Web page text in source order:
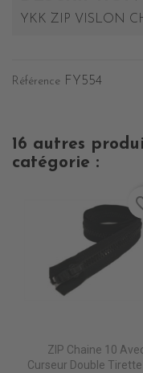
YKK ZIP VISLON
Référence FY554
16 autres
catégorie :
ZIP Chaine 10
Curseur Double Tirette